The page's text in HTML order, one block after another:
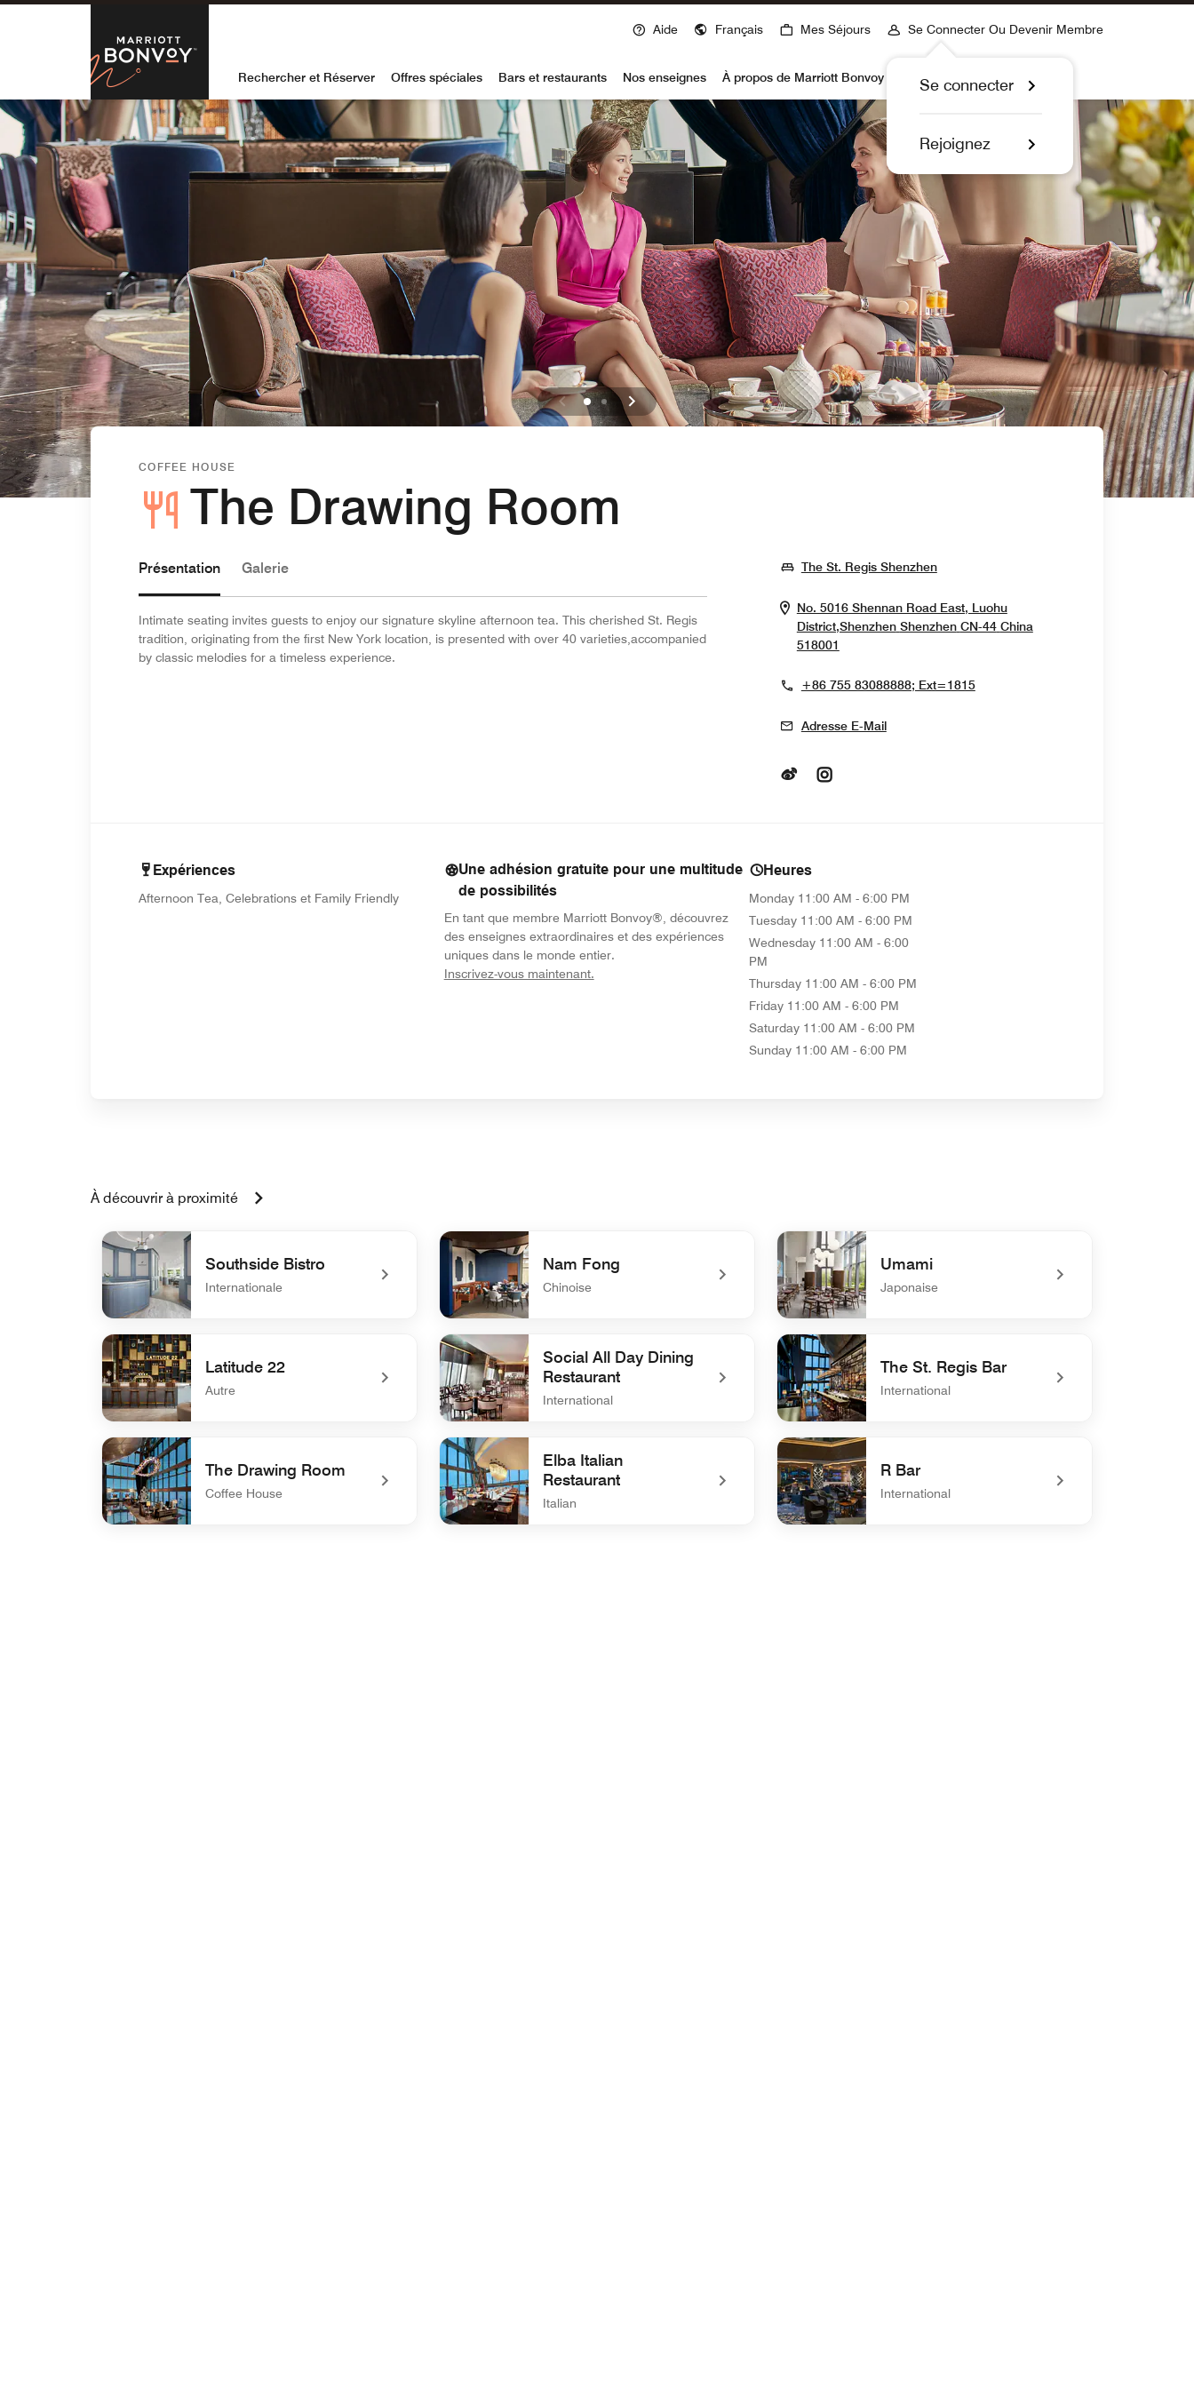
Skip to Content
Marriott Bonvoy
Aide Français Mes Séjours Se Connecter Ou Devenir Membre
Se connecter
Rejoignez
Rechercher et Réserver Offres spéciales Bars et restaurants Nos enseignes À propos de Marriott Bonvoy
COFFEE HOUSE
The Drawing Room
Présentation Galerie
Intimate seating invites guests to enjoy our signature skyline afternoon tea. This cherished St. Regis
tradition, originating from the first New York location, is presented with over 40 varieties,accompanied
by classic melodies for a timeless experience.
The St. Regis ShenzhenOpens In New Window
No. 5016 Shennan Road East, Luohu
District,Shenzhen Shenzhen CN-44 China
518001
+86 755 83088888; Ext=1815
Adresse E-Mail
Opens In New Window
Opens In New Window
Expériences
Afternoon Tea, Celebrations et Family Friendly
Une adhésion gratuite pour une multitude
de possibilités
En tant que membre Marriott Bonvoy®, découvrez
des enseignes extraordinaires et des expériences
uniques dans le monde entier.
Inscrivez-vous maintenant.
Heures
Monday 11:00 AM - 6:00 PM
Tuesday 11:00 AM - 6:00 PM
Wednesday 11:00 AM - 6:00
PM
Thursday 11:00 AM - 6:00 PM
Friday 11:00 AM - 6:00 PM
Saturday 11:00 AM - 6:00 PM
Sunday 11:00 AM - 6:00 PM
À découvrir à proximité
Southside Bistro
Internationale
undefined Southside Bistro
Nam Fong
Chinoise
undefined Nam Fong
Umami
Japonaise
undefined Umami
Latitude 22
Autre
undefined Latitude 22
Social All Day Dining
Restaurant
International
undefined Social All Day Dining Restaurant
The St. Regis Bar
International
undefined The St. Regis Bar
The Drawing Room
Coffee House
Elba Italian
Restaurant
Italian
R Bar
International